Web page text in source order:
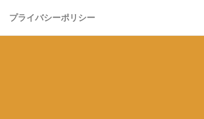
プライバシーポリシー